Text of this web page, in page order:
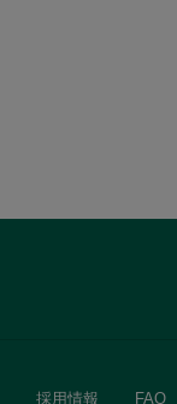
採用情報 FAQ